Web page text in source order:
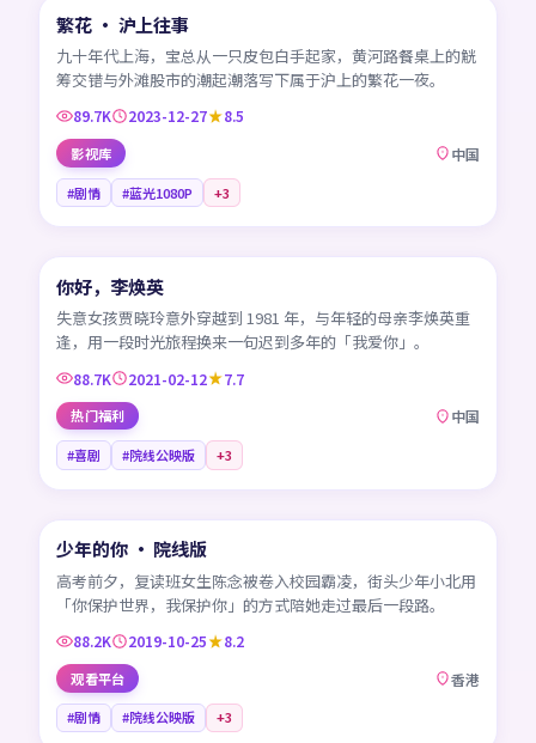
CN
繁花 · 沪上往事
九十年代上海，宝总从一只皮包白手起家，黄河路餐桌上的觥
筹交错与外滩股市的潮起潮落写下属于沪上的繁花一夜。
89.7K 2023-12-27 8.5
影视库 中国
#剧情 #蓝光1080P +3
CN
你好，李焕英
失意女孩贾晓玲意外穿越到 1981 年，与年轻的母亲李焕英重
逢，用一段时光旅程换来一句迟到多年的「我爱你」。
88.7K 2021-02-12 7.7
热门福利 中国
#喜剧 #院线公映版 +3
HK
少年的你 · 院线版
高考前夕，复读班女生陈念被卷入校园霸凌，街头少年小北用
「你保护世界，我保护你」的方式陪她走过最后一段路。
88.2K 2019-10-25 8.2
观看平台 香港
#剧情 #院线公映版 +3